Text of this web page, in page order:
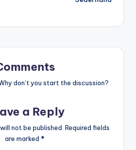
don’t you start the discussion?
a Reply
not be published. Required fields
are marked *